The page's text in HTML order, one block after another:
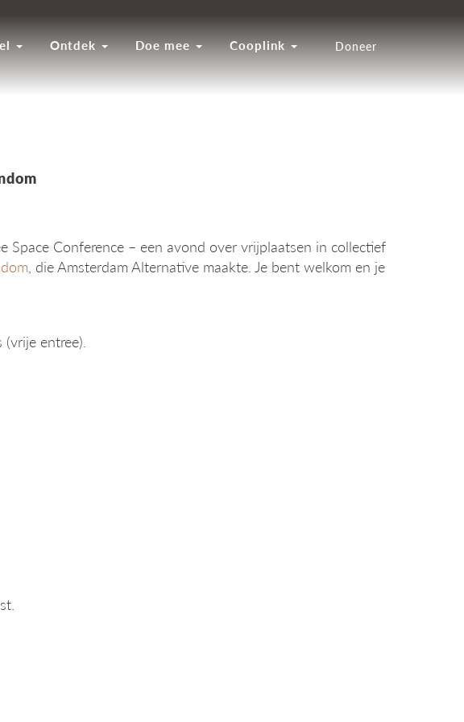
Ontdek Doe mee Cooplink Doneer
Space Conference – een avond over vrijplaatsen in collectief
, die Amsterdam Alternative maakte. Je bent welkom en je
entree).